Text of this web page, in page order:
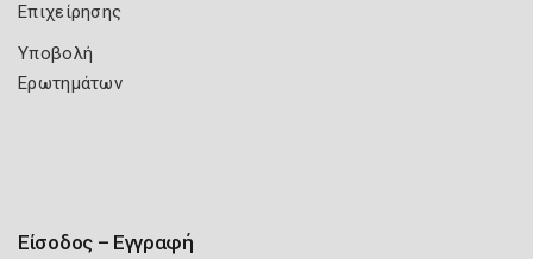
Επιχείρησης
Υποβολή
Ερωτημάτων
Είσοδος – Εγγραφή